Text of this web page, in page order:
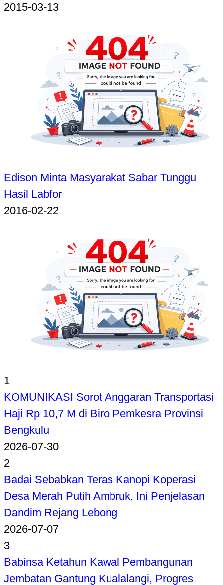
2015-03-13
Edison Minta Masyarakat Sabar Tunggu
Hasil Labfor
2016-02-22
1
KOMUNIKASI Sorot Anggaran Transportasi
Haji Rp 10,7 M di Biro Pemkesra Provinsi
Bengkulu
2026-07-30
2
Badai Sebabkan Teras Kanopi Koperasi
Desa Merah Putih Ambruk, Ini Penjelasan
Dandim Rejang Lebong
2026-07-07
3
Babinsa Ketahun Kawal Pembangunan
Jembatan Gantung Kualalangi, Progres